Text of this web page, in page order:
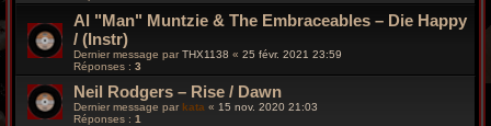
Al "Man" Muntzie & The Embraceables – Die Happy
/ (Instr)
Dernier message par THX1138 « 25 févr. 2021 23:59
Réponses : 3
Neil Rodgers – Rise / Dawn
Dernier message par kata « 15 nov. 2020 21:03
Réponses : 1